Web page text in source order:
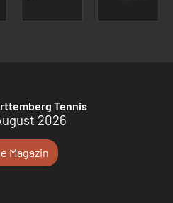
Tennis
2026
Magazin